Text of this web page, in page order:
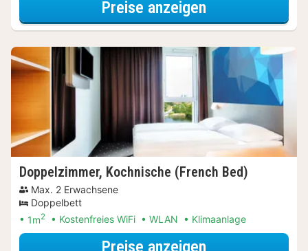
Preise anzeigen
Doppelzimmer, Kochnische (French Bed)
Max. 2 Erwachsene
Doppelbett
1m2 Kostenfreies WiFi WLAN Klimaanlage
Preise anzeigen